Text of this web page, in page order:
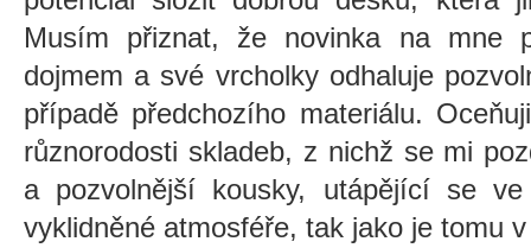
Musím přiznat, že novinka na mne
dojmem a své vrcholky odhaluje
případě předchozího materiálu.
různorodosti skladeb, z nichž se mi
a pozvolnější kousky, utápějící se
vyklidněné atmosféře, tak jako je tomu